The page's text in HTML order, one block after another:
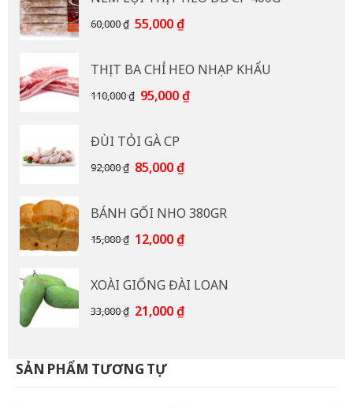
60,000₫ Giá
60,000 ₫.
55,000₫Giá
là:
55,000 ₫.
THỊT BA CHỈ HEO NHẠP KHẨU
110,000₫ Giá
110,000 ₫.
95,000₫Giá
ĐÙI TỎI GÀ CP
92,000₫ Giá
92,000 ₫.
85,000₫Giá
là:
85,000 ₫.
BÁNH GỐI NHO 380GR
15,000₫ Giá
15,000 ₫.
12,000₫Giá
là:
12,000 ₫.
XOÀI GIỐNG ĐÀI LOAN
33,000₫ Giá
33,000 ₫.
21,000₫Giá
SẢN PHẨM TƯƠNG TỰ